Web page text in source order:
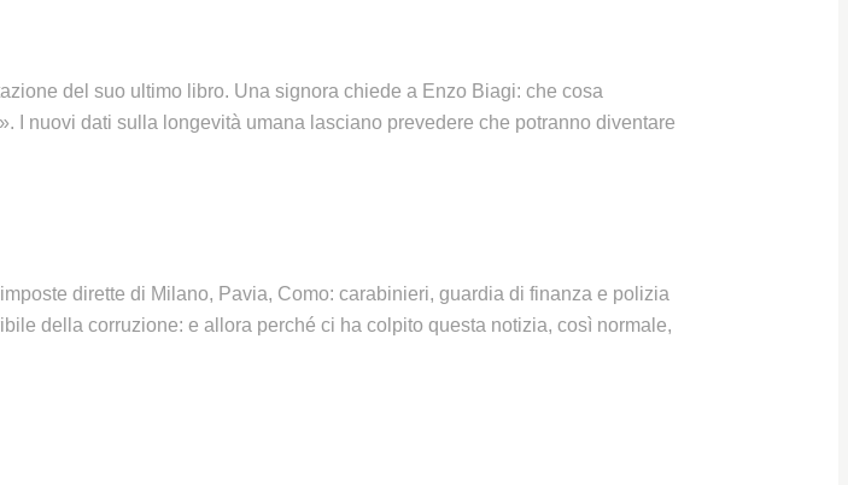
del suo ultimo libro. Una signora chiede a Enzo Biagi: che cosa
I nuovi dati sulla longevità umana lasciano prevedere che potranno diventare
dirette di Milano, Pavia, Como: carabinieri, guardia di finanza e polizia
della corruzione: e allora perché ci ha colpito questa notizia, così normale,